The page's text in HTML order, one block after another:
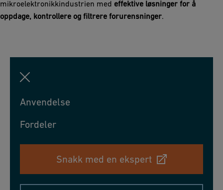
mikroelektronikkindustrien med effektive løsninger for å
oppdage, kontrollere og filtrere forurensninger.
Anvendelse
Fordeler
Snakk med en ekspert